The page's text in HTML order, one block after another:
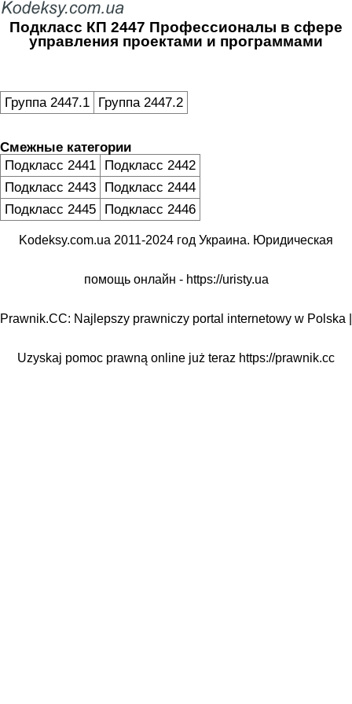
Подкласс КП 2447 Профессионалы в сфере
управления проектами и программами
Группа 2447.1 Группа 2447.2
Смежные категории
Подкласс 2441 Подкласс 2442
Подкласс 2443 Подкласс 2444
Подкласс 2445 Подкласс 2446
Kodeksy.com.ua 2011-2024 год Украина. Юридическая
помощь онлайн - https://uristy.ua
Prawnik.CC: Najlepszy prawniczy portal internetowy w Polska |
Uzyskaj pomoc prawną online już teraz https://prawnik.cc